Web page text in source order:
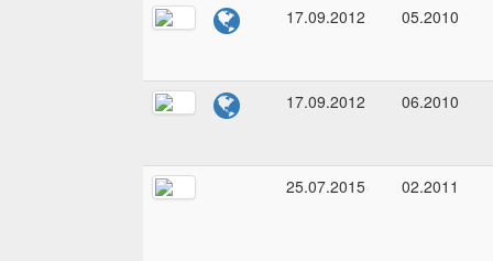
17.09.2012 05.2010
17.09.2012 06.2010
25.07.2015 02.2011